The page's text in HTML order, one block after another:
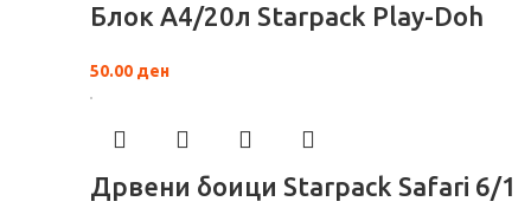
Блок А4/20л Starpack Play-Doh
50.00 ден
Дрвени боици Starpack Safari 6/1